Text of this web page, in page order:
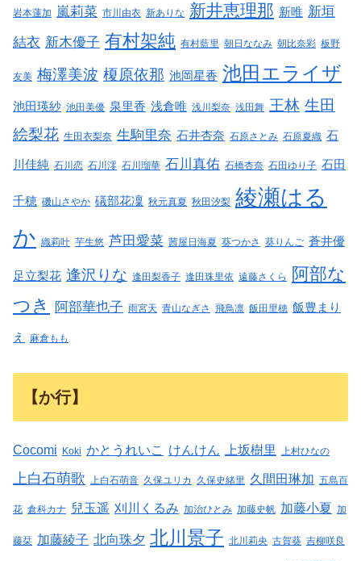
岩本蓮加 嵐莉菜 市川由衣 新ありな 新井恵理那 新唯 新垣
結衣 新木優子 有村架純 有村藍里 朝日ななみ 朝比奈彩 板野
友美 梅澤美波 榎原依那 池岡星香 池田エライザ
池田瑛紗 池田美優 泉里香 浅倉唯 浅川梨奈 浅田舞 王林 生田
絵梨花 生田衣梨奈 生駒里奈 石井杏奈 石原さとみ 石原夏織 石
川佳純 石川恋 石川澪 石川瑠華 石川真佑 石橋杏奈 石田ゆり子 石田
千穂 磯山さやか 礒部花凜 秋元真夏 秋田汐梨 綾瀬はる
か 織莉叶 芋生悠 芦田愛菜 茜屋日海夏 葵つかさ 葵りんご 蒼井優
足立梨花 逢沢りな 逢田梨香子 逢田珠里依 遠藤さくら
阿部な
つき
阿部華也子 雨宮天 青山なぎさ 飛鳥凛 飯田里穂 飯豊まり
え 麻倉もも
【か行】
Cocomi Koki かとうれいこ けんけん 上坂樹里 上村ひなの
上白石萌歌 上白石萌音 久保ユリカ 久保史緒里 久間田琳加 五島百
花 倉科カナ 兒玉遥 刈川くるみ 加治ひとみ 加藤史帆 加藤小夏 加
藤栞 加藤綾子 北向珠夕 北川景子 北川莉央 古賀葵 吉柳咲良